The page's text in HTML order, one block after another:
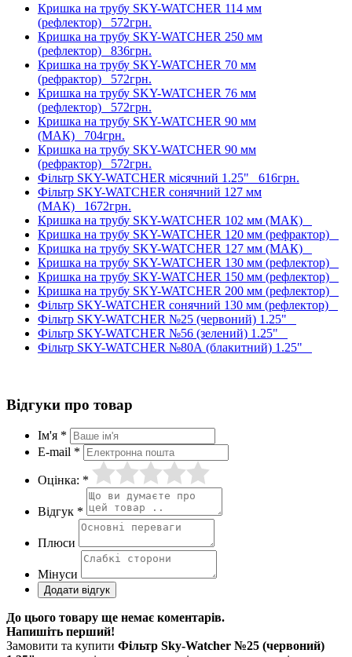
Кришка на трубу SKY-WATCHER 114 мм
(рефлектор) 572грн.
Кришка на трубу SKY-WATCHER 250 мм
(рефлектор) 836грн.
Кришка на трубу SKY-WATCHER 70 мм
(рефрактор) 572грн.
Кришка на трубу SKY-WATCHER 76 мм
(рефлектор) 572грн.
Кришка на трубу SKY-WATCHER 90 мм
(МАК) 704грн.
Кришка на трубу SKY-WATCHER 90 мм
(рефрактор) 572грн.
Фільтр SKY-WATCHER місячний 1.25" 616грн.
Фільтр SKY-WATCHER сонячний 127 мм
(МАК) 1672грн.
Кришка на трубу SKY-WATCHER 102 мм (МАК)
Кришка на трубу SKY-WATCHER 120 мм (рефрактор)
Кришка на трубу SKY-WATCHER 127 мм (МАК)
Кришка на трубу SKY-WATCHER 130 мм (рефлектор)
Кришка на трубу SKY-WATCHER 150 мм (рефлектор)
Кришка на трубу SKY-WATCHER 200 мм (рефлектор)
Фільтр SKY-WATCHER сонячний 130 мм (рефлектор)
Фільтр SKY-WATCHER №25 (червоний) 1.25"
Фільтр SKY-WATCHER №56 (зелений) 1.25"
Фільтр SKY-WATCHER №80А (блакитний) 1.25"
Відгуки про товар
Ім'я *
E-mail *
Оцінка: *
Відгук *
Плюси
Мінуси
До цього товару ще немає коментарів.
Напишіть перший!
Замовити та купити Фільтр Sky-Watcher №25 (червоний)